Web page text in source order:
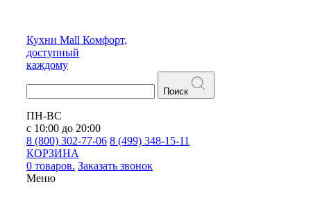
Кухни Mall Комфорт,
доступный
каждому
Поиск
ПН-ВС
с 10:00 до 20:00
8 (800) 302-77-06 8 (499) 348-15-11
КОРЗИНА
0 товаров. Заказать звонок
Меню